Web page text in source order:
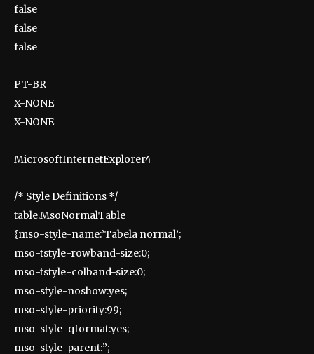
false
false
false
PT-BR
X-NONE
X-NONE
MicrosoftInternetExplorer4
/* Style Definitions */
table.MsoNormalTable
{mso-style-name:’Tabela normal’;
mso-tstyle-rowband-size:0;
mso-tstyle-colband-size:0;
mso-style-noshow:yes;
mso-style-priority:99;
mso-style-qformat:yes;
mso-style-parent:”;